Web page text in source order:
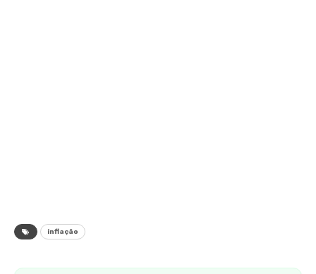
inflação